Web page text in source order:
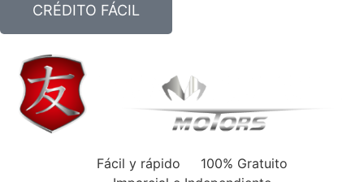
CRÉDITO FÁCIL
Fácil y rápido
100% Gratuito